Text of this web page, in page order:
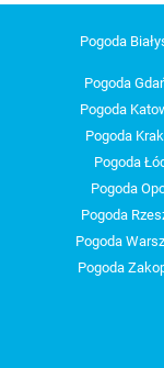
Pogoda
Pogoda
Pogoda
Pogoda
Pogoda
Pogoda
Pogoda
Pogoda
Pogoda